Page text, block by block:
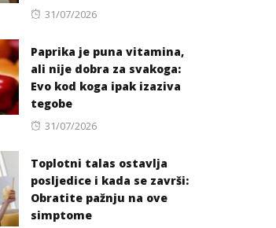
Posted
31/07/2026
Paprika je puna vitamina,
ali nije dobra za svakoga:
Evo kod koga ipak izaziva
tegobe
Posted
31/07/2026
Toplotni talas ostavlja
posljedice i kada se završi:
Obratite pažnju na ove
simptome